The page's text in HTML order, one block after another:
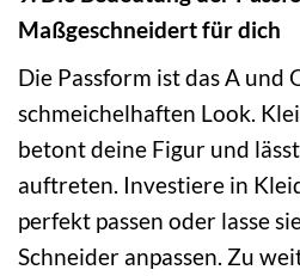
Maßgeschneidert für dich
Die Passform ist das A und
schmeichelhaften Look.
betont deine Figur und
auftreten. Investiere in
perfekt passen oder lasse
Schneider anpassen. Zu